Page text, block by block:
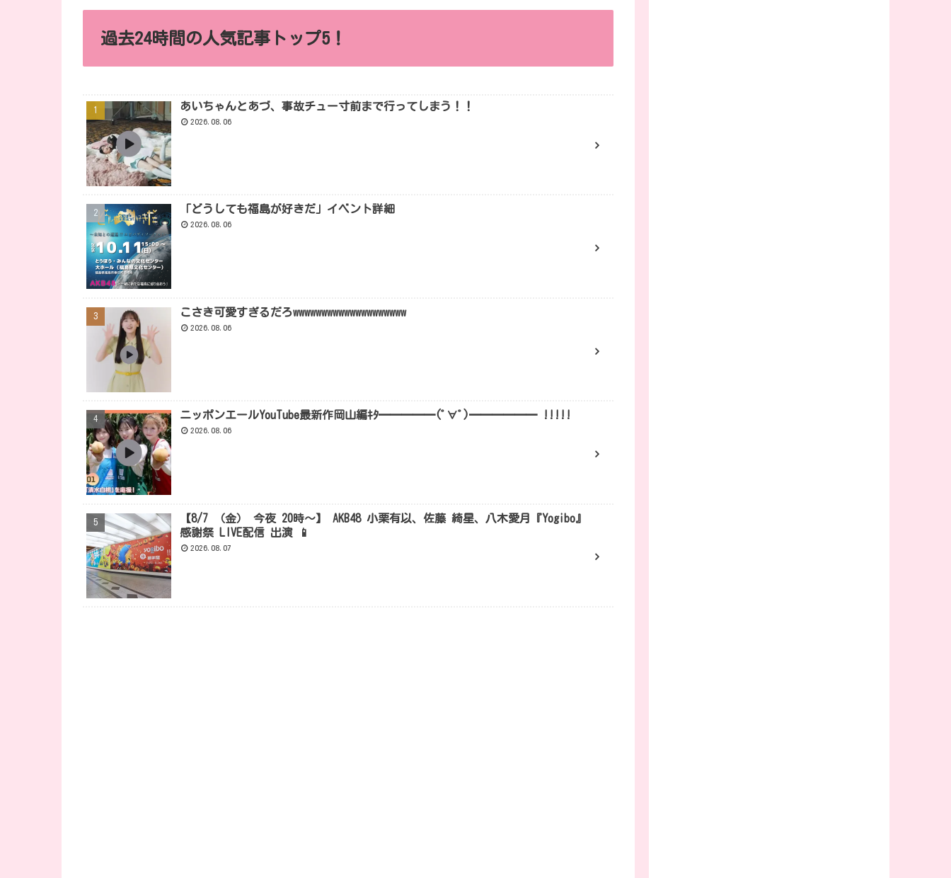
過去24時間の人気記事トップ5！
あいちゃんとあづ、事故チュー寸前まで行ってしまう！！
2026.08.06
「どうしても福島が好きだ」イベント詳細
2026.08.06
こさき可愛すぎるだろwwwwwwwwwwwwwwwwwwww
2026.08.06
ニッポンエールYouTube最新作岡山編ｷﾀ━━━━━(ﾟ∀ﾟ)━━━━━━ !!!!!
2026.08.06
【8/7 （金） 今夜 20時～】 AKB48 小栗有以、佐藤 綺星、八木愛月『Yogibo』
感謝祭 LIVE配信 出演 📱
2026.08.07